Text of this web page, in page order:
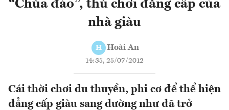
“Chúa đảo”, thú chơi đẳng cấp của
nhà giàu
H Hoài An
14:35, 25/07/2012
Cái thời chơi du thuyền, phi cơ để thể hiện
đẳng cấp giàu sang dường như đã trở